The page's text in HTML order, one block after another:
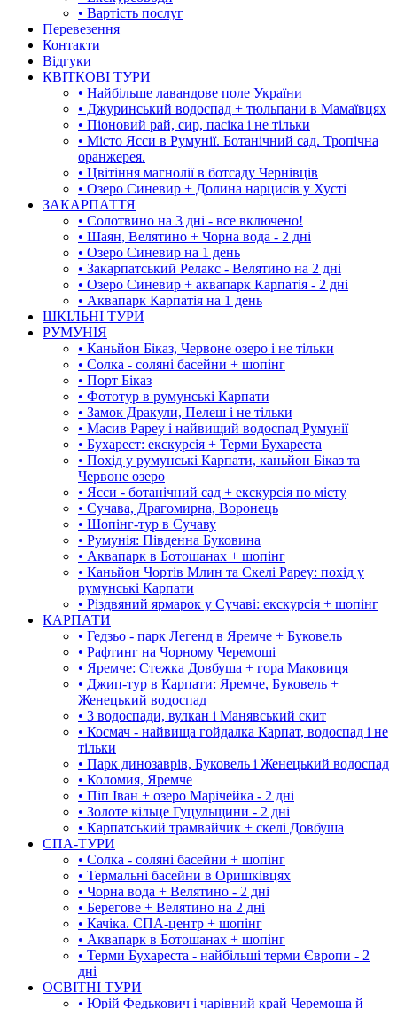
• Вартість послуг
Перевезення
Контакти
Відгуки
КВІТКОВІ ТУРИ
• Найбільше лавандове поле України
• Джуринський водоспад + тюльпани в Мамаївцях
• Піоновий рай, сир, пасіка і не тільки
• Місто Ясси в Румунії. Ботанічний сад. Тропічна
оранжерея.
• Цвітіння магнолії в ботсаду Чернівців
• Озеро Синевир + Долина нарцисів у Хусті
ЗАКАРПАТТЯ
• Солотвино на 3 дні - все включено!
• Шаян, Велятино + Чорна вода - 2 дні
• Озеро Синевир на 1 день
• Закарпатський Релакс - Велятино на 2 дні
• Озеро Синевир + аквапарк Карпатія - 2 дні
• Аквапарк Карпатія на 1 день
ШКІЛЬНІ ТУРИ
РУМУНІЯ
• Каньйон Біказ, Червоне озеро і не тільки
• Солка - соляні басейни + шопінг
• Порт Біказ
• Фототур в румунські Карпати
• Замок Дракули, Пелеш і не тільки
• Масив Рареу і найвищий водоспад Румунії
• Бухарест: екскурсія + Терми Бухареста
• Похід у румунські Карпати, каньйон Біказ та
Червоне озеро
• Ясси - ботанічний сад + екскурсія по місту
• Сучава, Драгомирна, Воронець
• Шопінг-тур в Сучаву
• Румунія: Південна Буковина
• Аквапарк в Ботошанах + шопінг
• Каньйон Чортів Млин та Скелі Рареу: похід у
румунські Карпати
• Різдвяний ярмарок у Сучаві: екскурсія + шопінг
КАРПАТИ
• Гедзьо - парк Легенд в Яремче + Буковель
• Рафтинг на Чорному Черемоші
• Яремче: Стежка Довбуша + гора Маковиця
• Джип-тур в Карпати: Яремче, Буковель +
Женецький водоспад
• 3 водоспади, вулкан і Манявський скит
• Космач - найвища гойдалка Карпат, водоспад і не
тільки
• Парк динозаврів, Буковель і Женецький водоспад
• Коломия, Яремче
• Піп Іван + озеро Марічейка - 2 дні
• Золоте кільце Гуцульщини - 2 дні
• Карпатський трамвайчик + скелі Довбуша
СПА-ТУРИ
• Солка - соляні басейни + шопінг
• Термальні басейни в Оришківцях
• Чорна вода + Велятино - 2 дні
• Берегове + Велятино на 2 дні
• Качіка. СПА-центр + шопінг
• Аквапарк в Ботошанах + шопінг
• Терми Бухареста - найбільші терми Європи - 2
дні
ОСВІТНІ ТУРИ
• Юрій Федькович і чарівний край Черемоша й